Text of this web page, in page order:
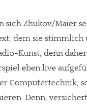
sich Zhukov/Maier
dem sie stimmlich
Kunst, denn
eben live
Computertechnik,
Denn,